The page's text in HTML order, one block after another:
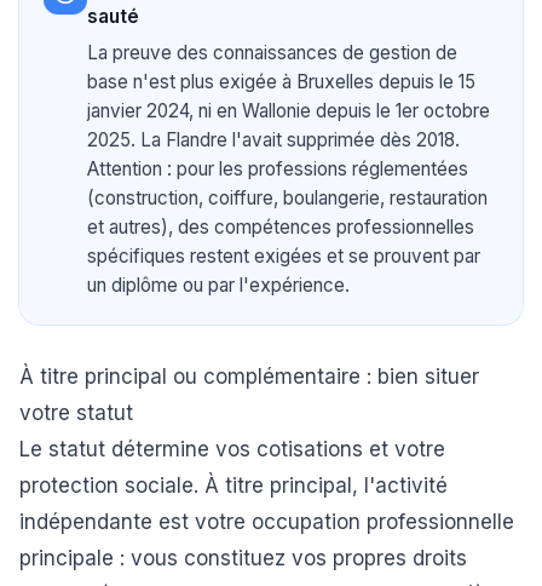
sauté
La preuve des connaissances de gestion de
base n'est plus exigée à Bruxelles depuis le 15
janvier 2024, ni en Wallonie depuis le 1er octobre
2025. La Flandre l'avait supprimée dès 2018.
Attention : pour les professions réglementées
(construction, coiffure, boulangerie, restauration
et autres), des compétences professionnelles
spécifiques restent exigées et se prouvent par
un diplôme ou par l'expérience.
À titre principal ou complémentaire : bien situer
votre statut
Le statut détermine vos cotisations et votre
protection sociale. À titre principal, l'activité
indépendante est votre occupation professionnelle
principale : vous constituez vos propres droits